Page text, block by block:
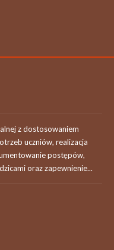
z dostosowaniem
uczniów, realizacja
postępów,
oraz zapewnienie...